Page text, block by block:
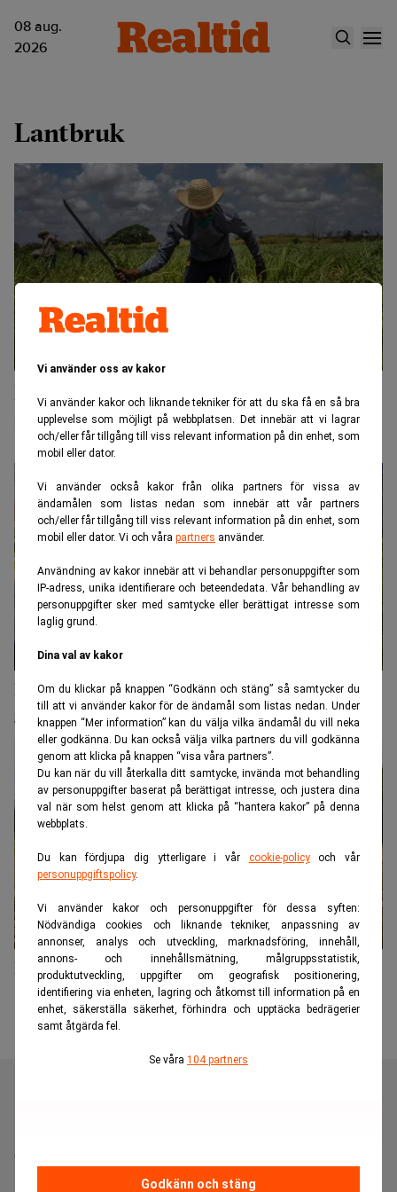
Vi använder oss av kakor
Vi använder kakor och liknande tekniker för att du ska få en så bra
upplevelse som möjligt på webbplatsen. Det innebär att vi lagrar
och/eller får tillgång till viss relevant information på din enhet, som
mobil eller dator.
Vi använder också kakor från olika partners för vissa av
ändamålen som listas nedan som innebär att vår partners
och/eller får tillgång till viss relevant information på din enhet, som
mobil eller dator. Vi och våra partners använder.
Användning av kakor innebär att vi behandlar personuppgifter som
IP-adress, unika identifierare och beteendedata. Vår behandling av
personuppgifter sker med samtycke eller berättigat intresse som
laglig grund.
Dina val av kakor
Om du klickar på knappen “Godkänn och stäng” så samtycker du
till att vi använder kakor för de ändamål som listas nedan. Under
knappen “Mer information” kan du välja vilka ändamål du vill neka
eller godkänna. Du kan också välja vilka partners du vill godkänna
genom att klicka på knappen “visa våra partners”.
Du kan när du vill återkalla ditt samtycke, invända mot behandling
av personuppgifter baserat på berättigat intresse, och justera dina
val när som helst genom att klicka på “hantera kakor” på denna
webbplats.
Du kan fördjupa dig ytterligare i vår cookie-policyoch vår
personuppgiftspolicy.
Vi använder kakor och personuppgifter för dessa syften:
Nödvändiga cookies och liknande tekniker, anpassning av
annonser, analys och utveckling, marknadsföring, innehåll,
annons- och innehållsmätning, målgruppsstatistik,
produktutveckling, uppgifter om geografisk positionering,
identifiering via enheten, lagring och åtkomst till information på en
enhet, säkerställa säkerhet, förhindra och upptäcka bedrägerier
samt åtgärda fel.
Se våra 104 partners
Godkänn och stäng
08 aug.
2026
Lantbruk
Bönder slumpar bort sina gårdar – har
inte längre råd
Paniken stiger bland världens bönder efter
gödselkris
Förbättrad lönsamhet för svenska lantbrukare
dig som vill fördjupa dig inom finans- och